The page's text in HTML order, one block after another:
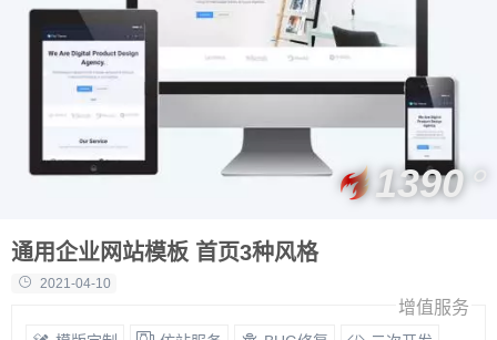
通用企业网站模板 首页3种风格
2021-04-10
1390
增值服务